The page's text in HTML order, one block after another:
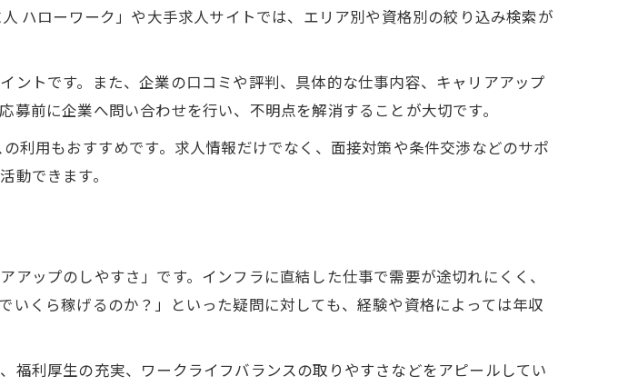
員雇用で得られる安心感
事の将来性とは
見えてくる将来性の違い
電気工事士の安定度を解説
望と業界需要の見抜き方
ける職場の特徴を比較
ハローワーク」や大手求人サイトでは、エリア別や資格別の絞り込み検索が
トです。また、企業の口コミや評判、具体的な仕事内容、キャリアアップ
前に企業へ問い合わせを行い、不明点を解消することが大切です。
利用もおすすめです。求人情報だけでなく、面接対策や条件交渉などのサポ
動できます。
ップのしやすさ」です。インフラに直結した仕事で需要が途切れにくく、
くら稼げるのか？」といった疑問に対しても、経験や資格によっては年収
利厚生の充実、ワークライフバランスの取りやすさなどをアピールしてい